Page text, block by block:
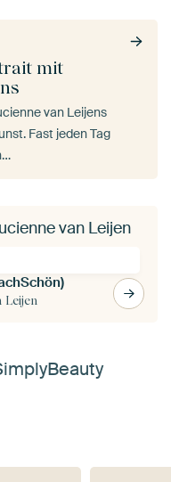
mit
van Leijens
Fast jeden Tag
van Leijen
Leijen